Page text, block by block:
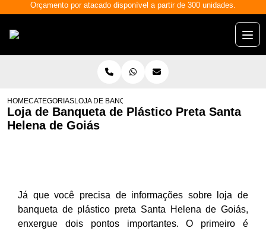
Orçamento por atacado disponível a partir de 300 unidades.
HOMECATEGORIASLOJA DE BANQUETA DE PLÁSTICO PRETA SANTA
Loja de Banqueta de Plástico Preta Santa
Helena de Goiás
Já que você precisa de informações sobre loja de
banqueta de plástico preta Santa Helena de Goiás,
enxergue dois pontos importantes. O primeiro é